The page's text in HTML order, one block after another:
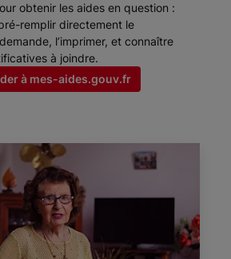
obtenir les aides en question :
remplir directement le
l’imprimer, et connaître
à joindre.
à mes-aides.gouv.fr